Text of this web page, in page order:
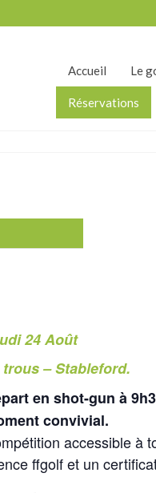
Accueil Le
Réservations
24 Août
trous – Stableford.
en shot-gun à
convivial.
accessible à
ffgolf et un